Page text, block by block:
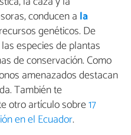
conducen a la
genéticos. De
especies de plantas
de conservación. Como
amenazados destacan
También te
otro artículo sobre17
en el Ecuador.